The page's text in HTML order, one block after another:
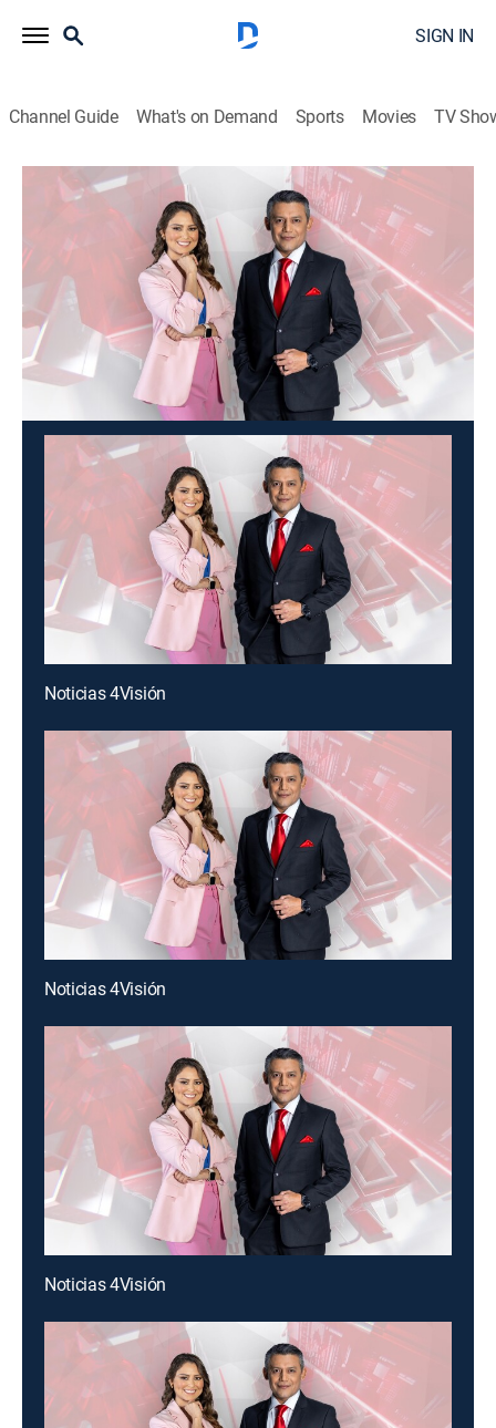
SIGN IN
Channel Guide What's on Demand Sports Movies TV
Noticias 4Visión
Noticias 4Visión
News
Los sucesos y hechos más impresionantes, reportajes
conmovedores y los casos que otros no se animan a
contar.
This content is currently unavailable with a DIRECTV
Package or Genre Pack.
Noticias 4Visión
Noticias 4Visión
Noticias 4Visión